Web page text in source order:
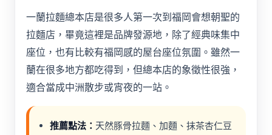
一蘭拉麵總本店是很多人第一次到福岡會想朝聖的
拉麵店，畢竟這裡是品牌發源地，除了經典味集中
座位，也有比較有福岡感的屋台座位氛圍。雖然一
蘭在很多地方都吃得到，但總本店的象徵性很強，
適合當成中洲散步或宵夜的一站。
推薦點法： 天然豚骨拉麵、加麵、抹茶杏仁豆